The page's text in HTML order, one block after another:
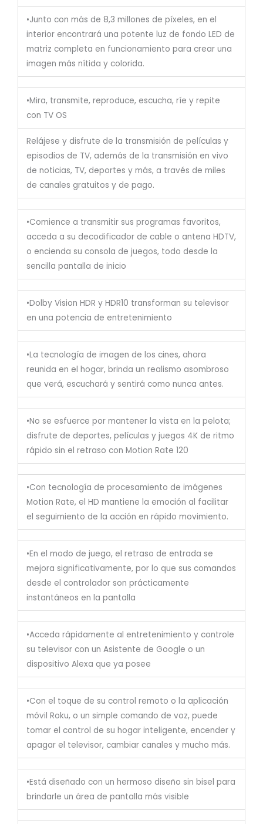
•Junto con más de 8,3 millones de píxeles, en el
interior encontrará una potente luz de fondo LED de
matriz completa en funcionamiento para crear una
imagen más nítida y colorida.
•Mira, transmite, reproduce, escucha, ríe y repite
con TV OS
Relájese y disfrute de la transmisión de películas y
episodios de TV, además de la transmisión en vivo
de noticias, TV, deportes y más, a través de miles
de canales gratuitos y de pago.
•Comience a transmitir sus programas favoritos,
acceda a su decodificador de cable o antena HDTV,
o encienda su consola de juegos, todo desde la
sencilla pantalla de inicio
•Dolby Vision HDR y HDR10 transforman su televisor
en una potencia de entretenimiento
•La tecnología de imagen de los cines, ahora
reunida en el hogar, brinda un realismo asombroso
que verá, escuchará y sentirá como nunca antes.
•No se esfuerce por mantener la vista en la pelota;
disfrute de deportes, películas y juegos 4K de ritmo
rápido sin el retraso con Motion Rate 120
•Con tecnología de procesamiento de imágenes
Motion Rate, el HD mantiene la emoción al facilitar
el seguimiento de la acción en rápido movimiento.
•En el modo de juego, el retraso de entrada se
mejora significativamente, por lo que sus comandos
desde el controlador son prácticamente
instantáneos en la pantalla
•Acceda rápidamente al entretenimiento y controle
su televisor con un Asistente de Google o un
dispositivo Alexa que ya posee
•Con el toque de su control remoto o la aplicación
móvil Roku, o un simple comando de voz, puede
tomar el control de su hogar inteligente, encender y
apagar el televisor, cambiar canales y mucho más.
•Está diseñado con un hermoso diseño sin bisel para
brindarle un área de pantalla más visible